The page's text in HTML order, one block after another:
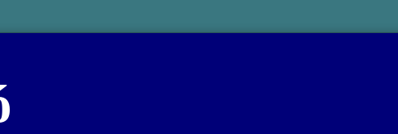
per la professora: Aida Sánchez de Serdio Martín